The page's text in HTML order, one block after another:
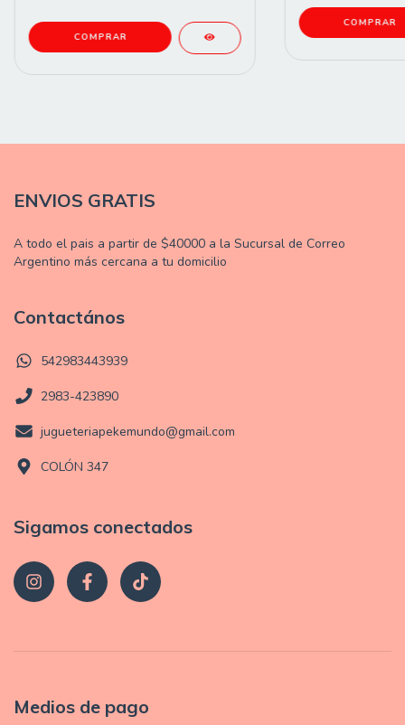
ENVIOS GRATIS
A todo el pais a partir de $40000 a la Sucursal de Correo
Argentino más cercana a tu domicilio
Contactános
542983443939
2983-423890
jugueteriapekemundo@gmail.com
COLÓN 347
Sigamos conectados
Medios de pago